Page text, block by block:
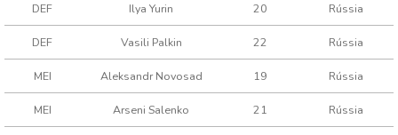
DEF Ilya Yurin 20 Rússia
DEF Vasili Palkin 22 Rússia
MEI Aleksandr Novosad 19 Rússia
MEI Arseni Salenko 21 Rússia